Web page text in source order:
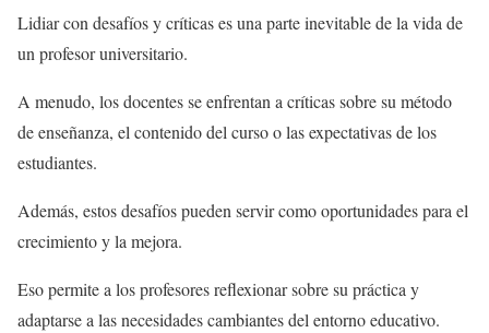
Lidiar con desafíos y críticas es una parte inevitable de la vida de
un profesor universitario.
A menudo, los docentes se enfrentan a críticas sobre su método
de enseñanza, el contenido del curso o las expectativas de los
estudiantes.
Además, estos desafíos pueden servir como oportunidades para el
crecimiento y la mejora.
Eso permite a los profesores reflexionar sobre su práctica y
adaptarse a las necesidades cambiantes del entorno educativo.